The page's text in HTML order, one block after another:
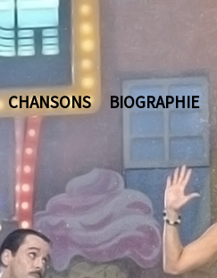
CHANSONS BIOGRAPHIE